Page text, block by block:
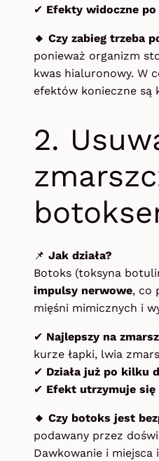
✔ Efekty widoczne
🔸 Czy zabieg trzeba
ponieważ organizm
kwas hialuronowy. W
efektów konieczne są
2.
📌 Jak działa?
Botoks (toksyna
impulsy nerwowe, co
mięśni mimicznych i
✔ Najlepszy na
kurze łapki, lwia
✔ Działa już po kilku
✔ Efekt utrzymuje się
🔸 Czy botoks jest
podawany przez
Dawkowanie i miejsca